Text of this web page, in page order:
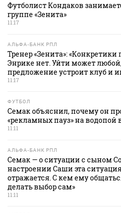
Футболист Кондаков
группе «Зенита»
11:17
АЛЬФА-БАНК РПЛ
Тренер «Зенита»: «Конкретики
Энрике нет. Уйти может
предложение устроит клуб и
11:17
ФУТБОЛ
Семак объяснил, почему он
«рекламных пауз» на водопой
11:11
АЛЬФА-БАНК РПЛ
Семак — о ситуации с сыном
настроении Саши эта
отражается. С кем ему
делать выбор сам»
11:11